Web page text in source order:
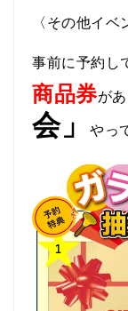
〈その他イベ
事前に予約し
商品券が
会」
やっ